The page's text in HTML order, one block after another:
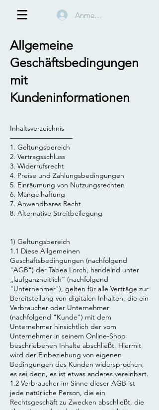
Anmelden
Allgemeine
Geschäftsbedingungen
mit
Kundeninformationen
Inhaltsverzeichnis
––––––––––––––––––
1. Geltungsbereich
2. Vertragsschluss
3. Widerrufsrecht
4. Preise und Zahlungsbedingungen
5. Einräumung von Nutzungsrechten
6. Mängelhaftung
7. Anwendbares Recht
8. Alternative Streitbeilegung
1) Geltungsbereich
1.1 Diese Allgemeinen
Geschäftsbedingungen (nachfolgend
"AGB") der Tabea Lorch, handelnd unter
„laufganzheitlich“ (nachfolgend
"Unternehmer"), gelten für alle Verträge zur
Bereitstellung von digitalen Inhalten, die ein
Verbraucher oder Unternehmer
(nachfolgend "Kunde") mit dem
Unternehmer hinsichtlich der vom
Unternehmer in seinem Online-Shop
beschriebenen Inhalte abschließt. Hiermit
wird der Einbeziehung von eigenen
Bedingungen des Kunden widersprochen,
es sei denn, es ist etwas anderes vereinbart.
1.2 Verbraucher im Sinne dieser AGB ist
jede natürliche Person, die ein
Rechtsgeschäft zu Zwecken abschließt, die